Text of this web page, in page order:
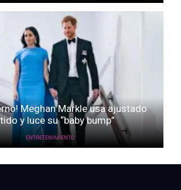
Meghan Markle usa ajustado
y luce su “baby bump”
ENTRETENIMIENTO